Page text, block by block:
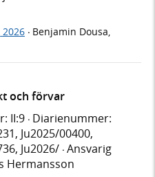
· Benjamin Dousa,
och förvar
II:9 · Diarienummer:
Ju2025/00400,
Ju2026/ · Ansvarig
Hermansson